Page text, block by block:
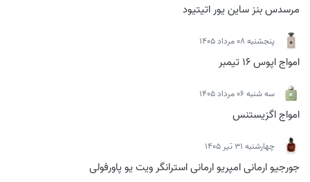
مرسدس بنز ساین یور اتیتیود
پنجشنبه 08 مرداد 1405
امواج اپوس 16 تیمبر
سه شنبه 06 مرداد 1405
امواج اگزیستنس
چهارشنبه 31 تیر 1405
جورجیو ارمانی امپریو ارمانی استرانگر ویت یو پاورفولی